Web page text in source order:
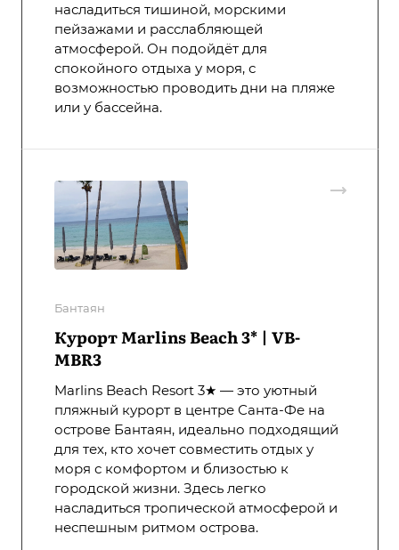
насладиться тишиной, морскими
пейзажами и расслабляющей
атмосферой. Он подойдёт для
спокойного отдыха у моря, с
возможностью проводить дни на пляже
или у бассейна.
Бантаян
Курорт Marlins Beach 3* | VB-
MBR3
Marlins Beach Resort 3★ — это уютный
пляжный курорт в центре Санта-Фе на
острове Бантаян, идеально подходящий
для тех, кто хочет совместить отдых у
моря с комфортом и близостью к
городской жизни. Здесь легко
насладиться тропической атмосферой и
неспешным ритмом острова.